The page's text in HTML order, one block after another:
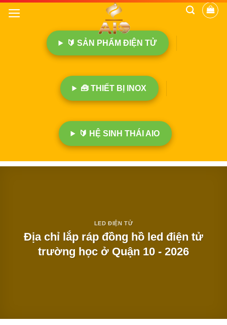
🔰 SẢN PHẨM ĐIỆN TỬ
🧰 THIẾT BỊ INOX
🔰 HỆ SINH THÁI AIO
LED ĐIỆN TỬ
Địa chỉ lắp ráp đồng hồ led điện tử
trường học ở Quận 10 - 2026